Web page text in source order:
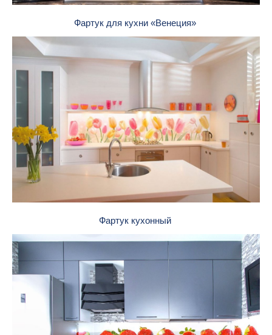
Фартук для кухни «Венеция»
Фартук кухонный